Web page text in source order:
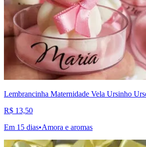
Lembrancinha Maternidade Vela Ursinho
R$ 13,50
Em 15 dias•Amora e aromas